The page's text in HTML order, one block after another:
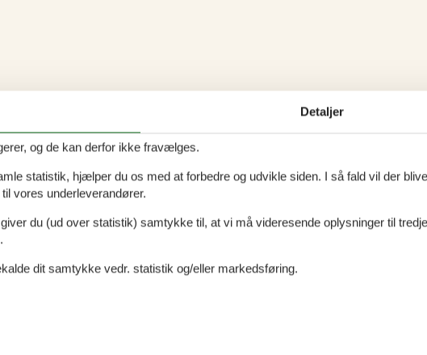
Detaljer
og de kan derfor ikke fravælges.
statistik, hjælper du os med at forbedre og udvikle siden. I så fald vil der blive
vores underleverandører.
du (ud over statistik) samtykke til, at vi må videresende oplysninger til
dit samtykke vedr. statistik og/eller markedsføring.